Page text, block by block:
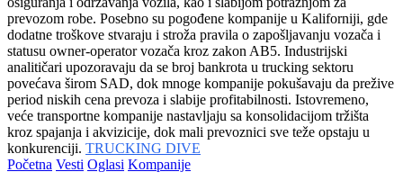
prevozom robe. Posebno su pogođene kompanije u Kaliforniji, gde
dodatne troškove stvaraju i stroža pravila o zapošljavanju vozača i
statusu owner-operator vozača kroz zakon AB5. Industrijski
analitičari upozoravaju da se broj bankrota u trucking sektoru
povećava širom SAD, dok mnoge kompanije pokušavaju da prežive
period niskih cena prevoza i slabije profitabilnosti. Istovremeno,
veće transportne kompanije nastavljaju sa konsolidacijom tržišta
kroz spajanja i akvizicije, dok mali prevoznici sve teže opstaju u
konkurenciji. TRUCKING DIVE
Početna Vesti Oglasi Kompanije